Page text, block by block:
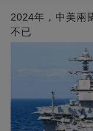
2024年，中美兩
不已